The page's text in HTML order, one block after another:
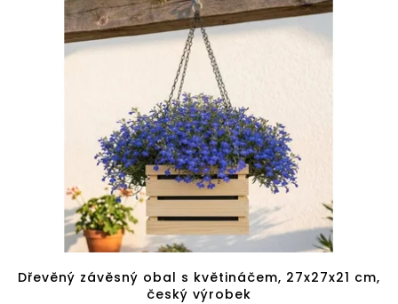
Dřevěný závěsný obal s květináčem, 27x27x21 cm,
český výrobek